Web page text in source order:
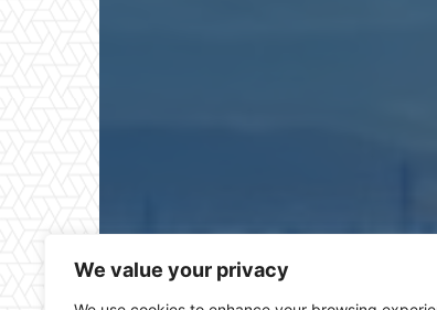
We value your privacy
Puerto Real